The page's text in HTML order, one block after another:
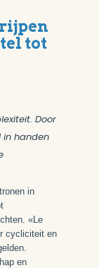
tot
Door
in handen
in
«Le
cycliciteit en
en